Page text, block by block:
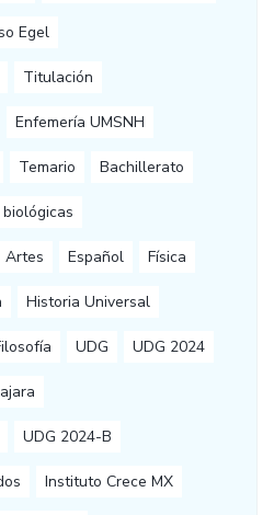
Egel
Titulación
Enfemería UMSNH
Temario Bachillerato
Artes Español Física
Historia Universal
UDG UDG 2024
UDG 2024-B
Instituto Crece MX